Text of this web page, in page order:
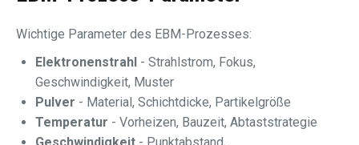
Wichtige Parameter des EBM-Prozesses:
Elektronenstrahl - Strahlstrom, Fokus,
Geschwindigkeit, Muster
Pulver - Material, Schichtdicke, Partikelgröße
Temperatur - Vorheizen, Bauzeit, Abtaststrategie